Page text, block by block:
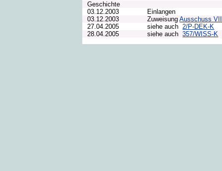
Geschichte
03.12.2003
Einlangen
03.12.2003
ZuweisungAusschuss
27.04.2005
siehe auch 2/P-DEK-K
28.04.2005
siehe auch 357/WISS-K